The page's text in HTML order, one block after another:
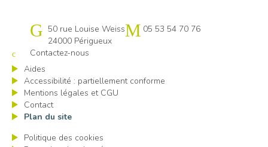
Cap emploi 24
50 rue Louise Weiss
24000 Périgueux
05 53 54 70 76
Contactez-nous
Aides
Accessibilité : partiellement conforme
Mentions légales et CGU
Contact
Plan du site
Politique des cookies